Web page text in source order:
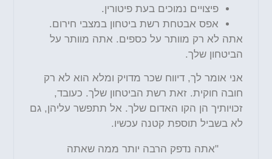
פיצויים נמוכים בעת פיטורין.
אפס אבטחת רשת ביטחון במצבי חירום.
אתה לא רק מוותר על כספים. אתה מוותר על
הביטחון שלך.
אני אומר לך, דיווח שכר מדויק ומלא הוא לא רק
חובה חוקית. זאת רשת הביטחון שלך. כעובד,
זכויותיך הן הקו האדום שלך. אל תתפשר עליהן, גם
לא בשביל תוספת קטנה עכשיו.
"אתה נדפק הרבה יותר ממה שאתה